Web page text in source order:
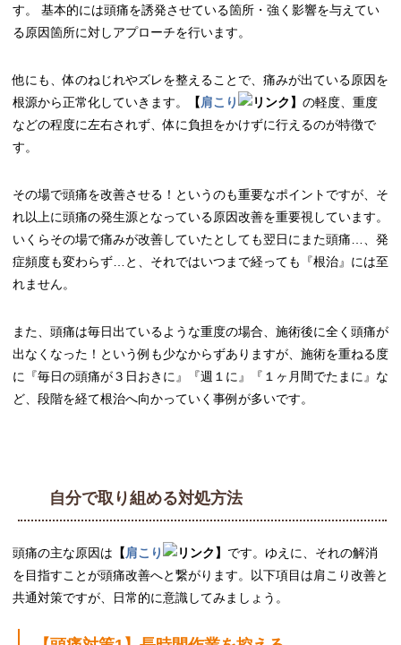
す。 基本的には頭痛を誘発させている箇所・強く影響を与えてい
る原因箇所に対しアプローチを行います。
他にも、体のねじれやズレを整えることで、痛みが出ている原因を
根源から正常化していきます。
【肩こり 】 の軽度、重度
などの程度に左右されず、体に負担をかけずに行えるのが特徴で
す。
その場で頭痛を改善させる！というのも重要なポイントですが、そ
れ以上に頭痛の発生源となっている原因改善を重要視しています。
いくらその場で痛みが改善していたとしても翌日にまた頭痛…、発
症頻度も変わらず…と、それではいつまで経っても『根治』には至
れません。
また、頭痛は毎日出ているような重度の場合、施術後に全く頭痛が
出なくなった！という例も少なからずありますが、施術を重ねる度
に『毎日の頭痛が３日おきに』『週１に』『１ヶ月間でたまに』な
ど、段階を経て根治へ向かっていく事例が多いです。
自分で取り組める対処方法
頭痛の主な原因は 【肩こり 】 です。ゆえに、それの解消
を目指すことが頭痛改善へと繋がります。以下項目は肩こり改善と
共通対策ですが、日常的に意識してみましょう。